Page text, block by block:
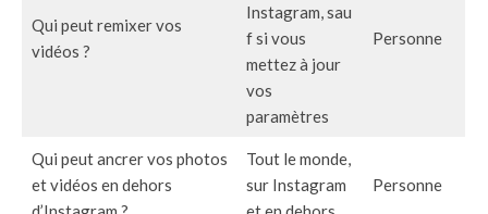
Qui peut remixer vos
vidéos ?
Instagram, sau
f si vous
mettez à jour
vos
paramètres
Personne
Qui peut ancrer vos photos
et vidéos en dehors
Tout le monde,
sur Instagram
Personne